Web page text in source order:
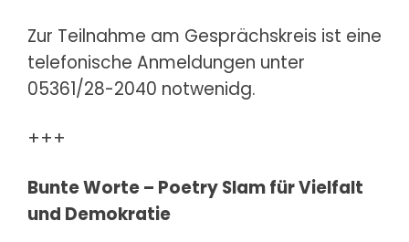
Zur Teilnahme am Gesprächskreis ist eine
telefonische Anmeldungen unter
05361/28-2040 notwenidg.
+++
Bunte Worte – Poetry Slam für Vielfalt
und Demokratie